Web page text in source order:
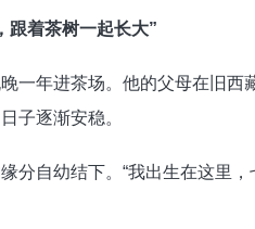
跟着茶树一起长大”
一年进茶场。他的父母在旧
子逐渐安稳。
分自幼结下。“我出生在这里